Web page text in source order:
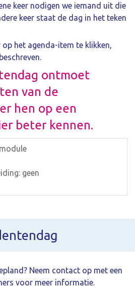
keer nodigen we iemand uit die
keer staat de dag in het teken
op het agenda-item te klikken,
ontmoet
van de
hen op een
beter kennen.
geen
Neem contact op met een
voor meer informatie.